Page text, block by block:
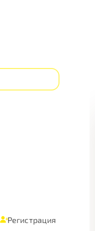
Регистрация